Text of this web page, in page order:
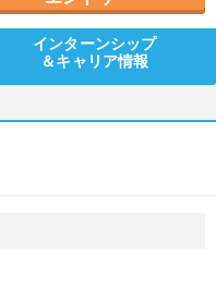
インターンシップ
＆キャリア情報